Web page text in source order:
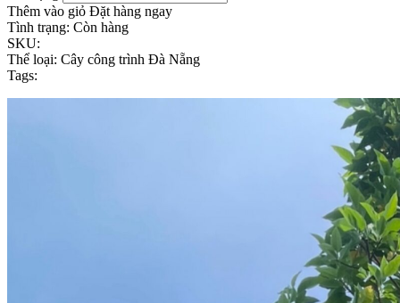
Thêm vào giỏ Đặt hàng ngay
Tình trạng: Còn hàng
SKU:
Thể loại: Cây công trình Đà Nẵng
Tags: